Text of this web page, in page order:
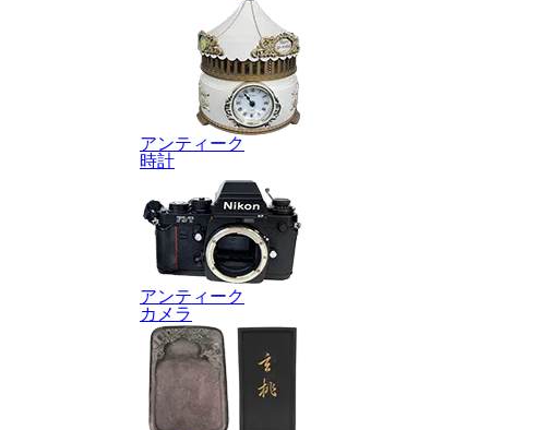
アンティーク
時計
アンティーク
カメラ